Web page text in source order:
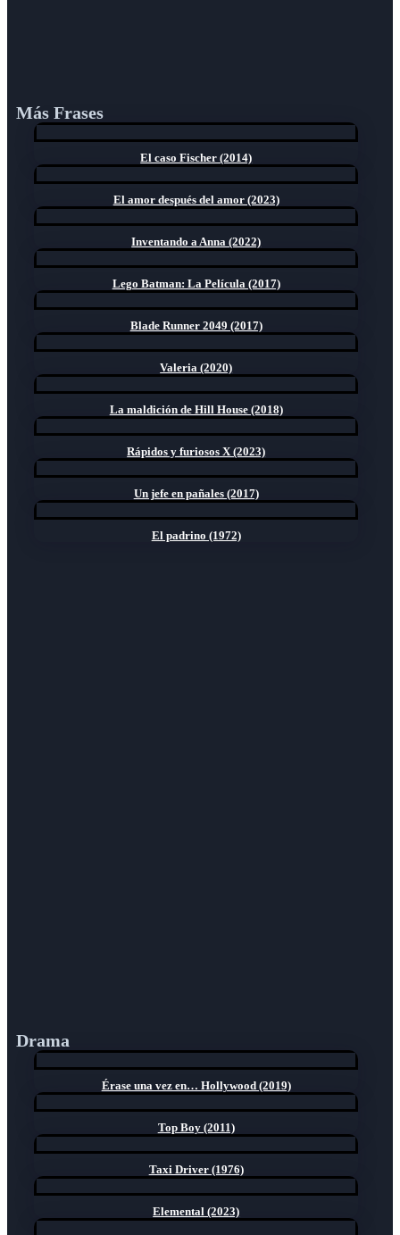
Más Frases
El caso Fischer (2014)
El amor después del amor (2023)
Inventando a Anna (2022)
Lego Batman: La Película (2017)
Blade Runner 2049 (2017)
Valeria (2020)
La maldición de Hill House (2018)
Rápidos y furiosos X (2023)
Un jefe en pañales (2017)
El padrino (1972)
Drama
Érase una vez en… Hollywood (2019)
Top Boy (2011)
Taxi Driver (1976)
Elemental (2023)